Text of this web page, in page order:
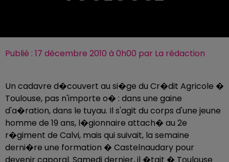
Publié : 17 décembre 2010 à 0h00 par La rédaction
Un cadavre d�couvert au si�ge du Cr�dit Agricole �
Toulouse, pas n'importe o� : dans une gaine
d'a�ration, dans le tuyau. Il s'agit du corps d'une jeune
homme de 19 ans, l�gionnaire attach� au 2e
r�giment de Calvi, mais qui suivait, la semaine
derni�re une formation � Castelnaudary pour